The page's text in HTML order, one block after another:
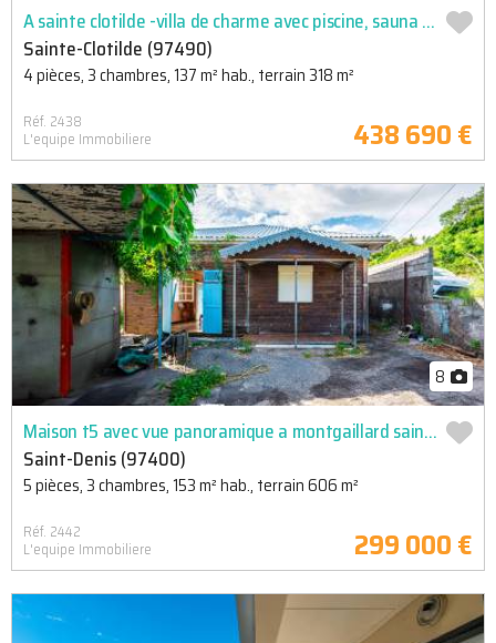
A sainte clotilde -villa de charme avec piscine, sauna et garage
Sainte-Clotilde (97490)
4 pièces, 3 chambres, 137 m² hab., terrain 318 m²
Réf. 2438
L'equipe Immobiliere 438 690 €
8
Maison t5 avec vue panoramique a montgaillard saint denis - 153m2 habitables
Saint-Denis (97400)
5 pièces, 3 chambres, 153 m² hab., terrain 606 m²
Réf. 2442
L'equipe Immobiliere 299 000 €